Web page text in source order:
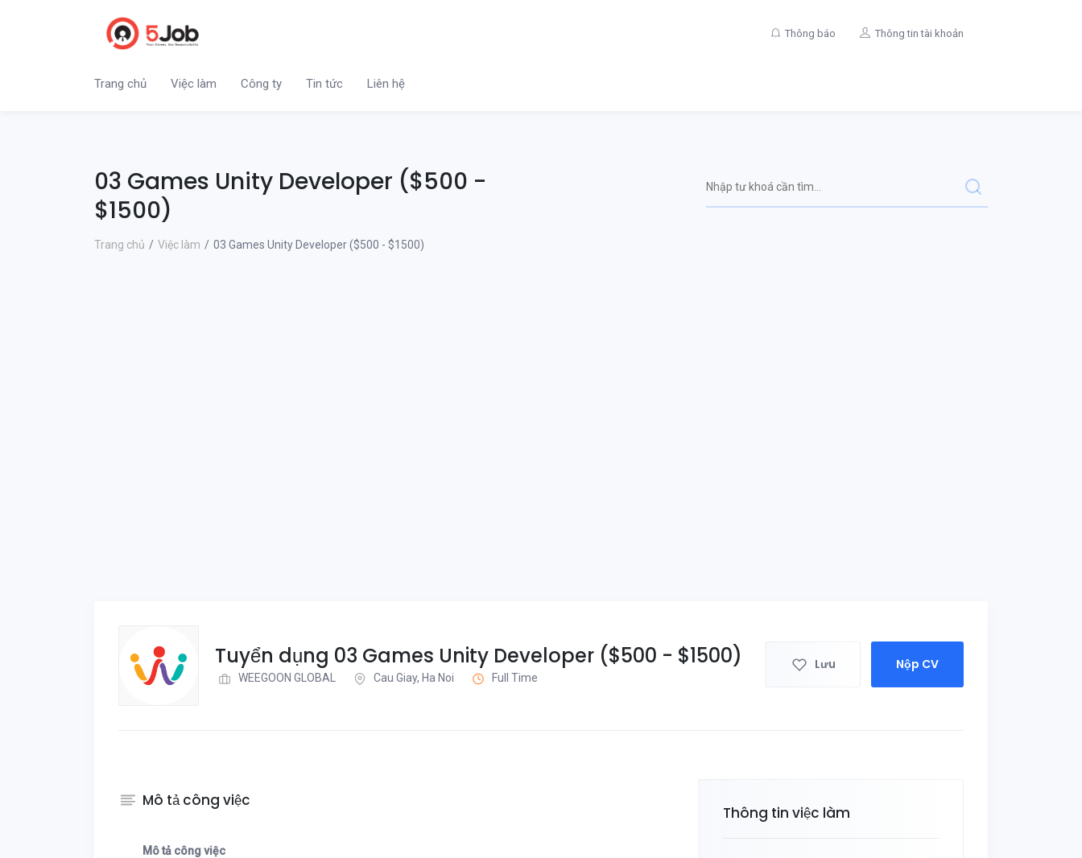
Thông báo Thông tin tài khoản
Trang chủ Việc làm Công ty Tin tức Liên hệ
03 Games Unity Developer ($500 -
$1500)
Trang chủ Việc làm 03 Games Unity Developer ($500 - $1500)
Tuyển dụng 03 Games Unity Developer ($500 - $1500)
WEEGOON GLOBAL Cau Giay, Ha Noi Full Time
Lưu Nộp CV
Mô tả công việc
Mô tả công việc
Thông tin việc làm